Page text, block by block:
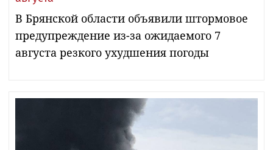
В Брянской области объявили штормовое
предупреждение из-за ожидаемого 7
августа резкого ухудшения погоды